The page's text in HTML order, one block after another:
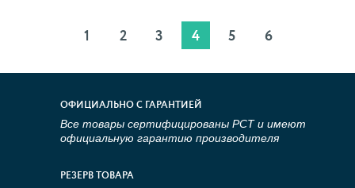
1 2 3 4 5 6
ОФИЦИАЛЬНО С ГАРАНТИЕЙ
Все товары сертифицированы РСТ и имеют
официальную гарантию производителя
РЕЗЕРВ ТОВАРА